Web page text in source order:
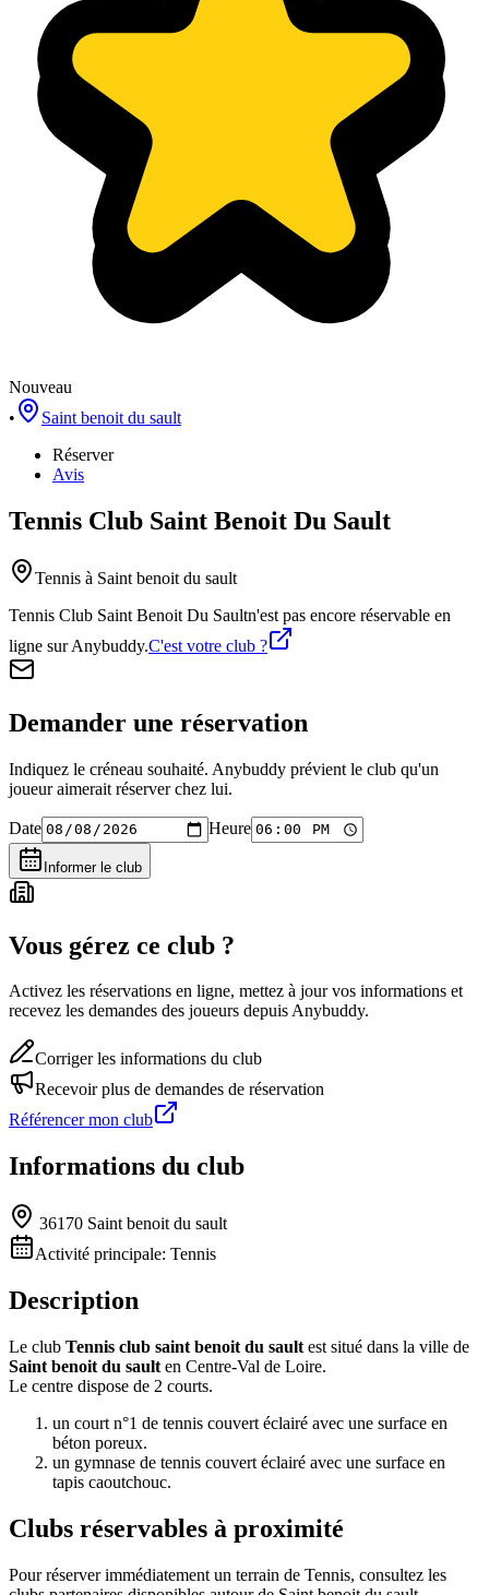
Nouveau
•
Saint benoit du sault
Réserver
Avis
Tennis Club Saint Benoit Du Sault
Tennis à Saint benoit du sault
Tennis Club Saint Benoit Du Saultn'est pas encore réservable en
ligne sur Anybuddy.C'est votre club ?
Demander une réservation
Indiquez le créneau souhaité. Anybuddy prévient le club qu'un
joueur aimerait réserver chez lui.
Date Heure
Informer le club
Vous gérez ce club ?
Activez les réservations en ligne, mettez à jour vos informations et
recevez les demandes des joueurs depuis Anybuddy.
Corriger les informations du club
Recevoir plus de demandes de réservation
Référencer mon club
Informations du club
36170 Saint benoit du sault
Activité principale: Tennis
Description
Le club Tennis club saint benoit du sault est situé dans la ville de
Saint benoit du sault en Centre-Val de Loire.
Le centre dispose de 2 courts.
un court n°1 de tennis couvert éclairé avec une surface en
béton poreux.
un gymnase de tennis couvert éclairé avec une surface en
tapis caoutchouc.
Clubs réservables à proximité
Pour réserver immédiatement un terrain de Tennis, consultez les